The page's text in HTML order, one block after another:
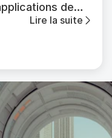
de
Lire la suite